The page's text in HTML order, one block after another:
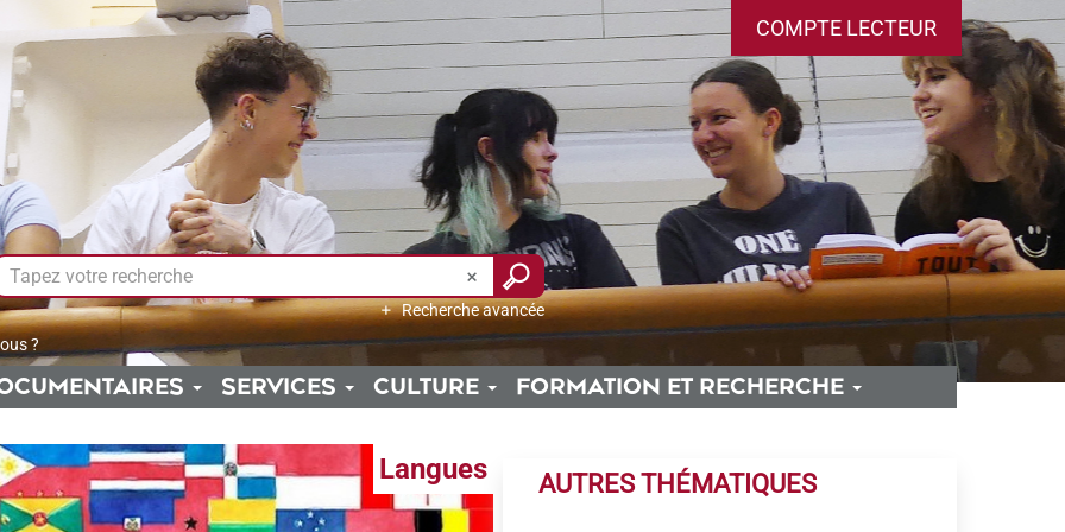
COMPTE LECTEUR
Recherche avancée
?
SERVICES CULTURE FORMATION ET RECHERCHE
Langues AUTRES THÉMATIQUES